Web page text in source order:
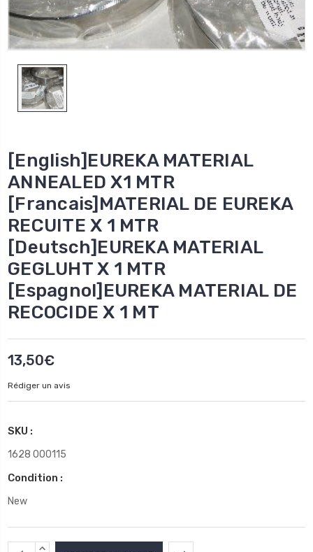
[English]EUREKA MATERIAL
ANNEALED X1 MTR
[Francais]MATERIAL DE EUREKA
RECUITE X 1 MTR
[Deutsch]EUREKA MATERIAL
GEGLUHT X 1 MTR
[Espagnol]EUREKA MATERIAL DE
RECOCIDE X 1 MT
13,50€
Rédiger un avis
SKU :
1628 000115
Condition :
New
Stock
AUGMENTER